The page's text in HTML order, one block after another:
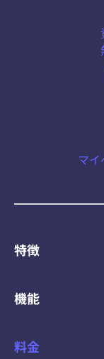
マ
特徴
機能
料金